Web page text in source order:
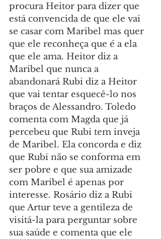
procura Heitor para dizer que
está convencida de que ele vai
se casar com Maribel mas quer
que ele reconheça que é a ela
que ele ama. Heitor diz a
Maribel que nunca a
abandonará Rubi diz a Heitor
que vai tentar esquecê-lo nos
braços de Alessandro. Toledo
comenta com Magda que já
percebeu que Rubi tem inveja
de Maribel. Ela concorda e diz
que Rubi não se conforma em
ser pobre e que sua amizade
com Maribel é apenas por
interesse. Rosário diz a Rubi
que Artur teve a gentileza de
visitá-la para perguntar sobre
sua saúde e comenta que ele